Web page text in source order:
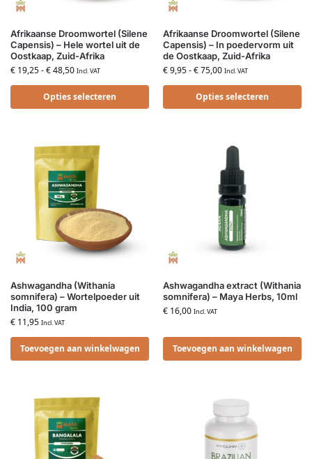
Afrikaanse Droomwortel (Silene
Capensis) – Hele wortel uit de
Oostkaap, Zuid-Afrika
€ 19,25-€48,50 Incl. VAT
Opties selecteren
Afrikaanse Droomwortel (Silene
Capensis) – In poedervorm uit
de Oostkaap, Zuid-Afrika
€9,95-€75,00 Incl. VAT
Opties selecteren
Ashwagandha (Withania
somnifera) – Wortelpoeder uit
India, 100 gram
€ 11,95 Incl. VAT
Toevoegen aan winkelwagen
Ashwagandha extract (Withania
somnifera) – Maya Herbs, 10ml
€ 16,00 Incl. VAT
Toevoegen aan winkelwagen